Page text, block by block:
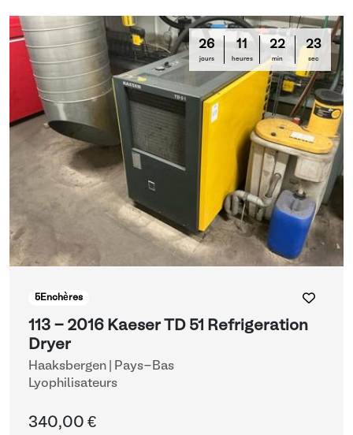
26
jours
11
heures
22
min
22
sec
5Enchères
113 - 2016 Kaeser TD 51 Refrigeration
Dryer
Haaksbergen | Pays-Bas
Lyophilisateurs
340,00 €